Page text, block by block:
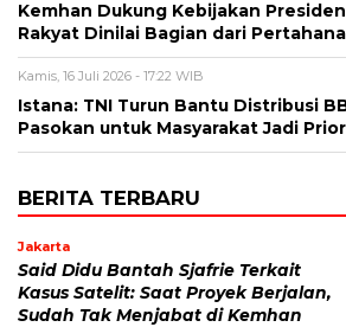
Kemhan Dukung Kebijakan
Rakyat Dinilai Bagian dari
Kamis, 16 Juli 2026 - 17:22 WIB
Istana: TNI Turun Bantu Distribusi
Pasokan untuk Masyarakat Jadi
BERITA TERBARU
Jakarta
Said Didu Bantah Sjafrie Terkait
Kasus Satelit: Saat Proyek Berjalan,
Sudah Tak Menjabat di Kemhan